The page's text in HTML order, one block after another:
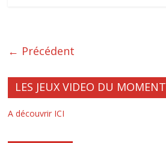
← Précédent
LES JEUX VIDEO DU MOMENT
A découvrir ICI